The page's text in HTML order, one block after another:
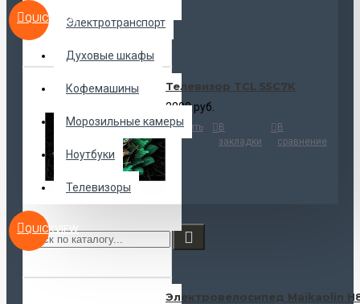
Электротранспорт
Духовые шкафы
Кофемашины
Морозильные камеры
Ноутбуки
Телевизоры
QUICKVIEW
QUICKVIEW
Телевизор TCL 55C7K
2800 руб.
Купить
В
закладки
В
сравнение
Электровелосипед Maikaolin